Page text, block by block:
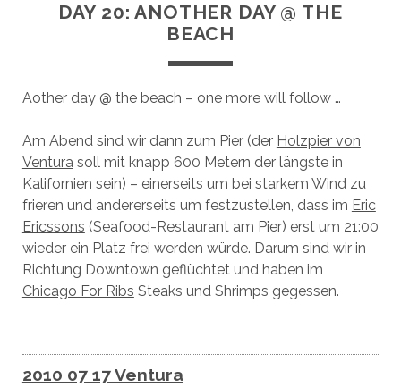
DAY 20: ANOTHER DAY @ THE
BEACH
Aother day @ the beach – one more will follow …
Am Abend sind wir dann zum Pier (der Holzpier von
Venturasoll mit knapp 600 Metern der längste in
Kalifornien sein) – einerseits um bei starkem Wind zu
frieren und andererseits um festzustellen, dass im Eric
Ericssons (Seafood-Restaurant am Pier) erst um 21:00
wieder ein Platz frei werden würde. Darum sind wir in
Richtung Downtown geflüchtet und haben im
Chicago For Ribs Steaks und Shrimps gegessen.
2010 07 17 Ventura